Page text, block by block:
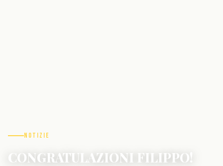
Notizie
CONGRATULAZIONI FILIPPO!